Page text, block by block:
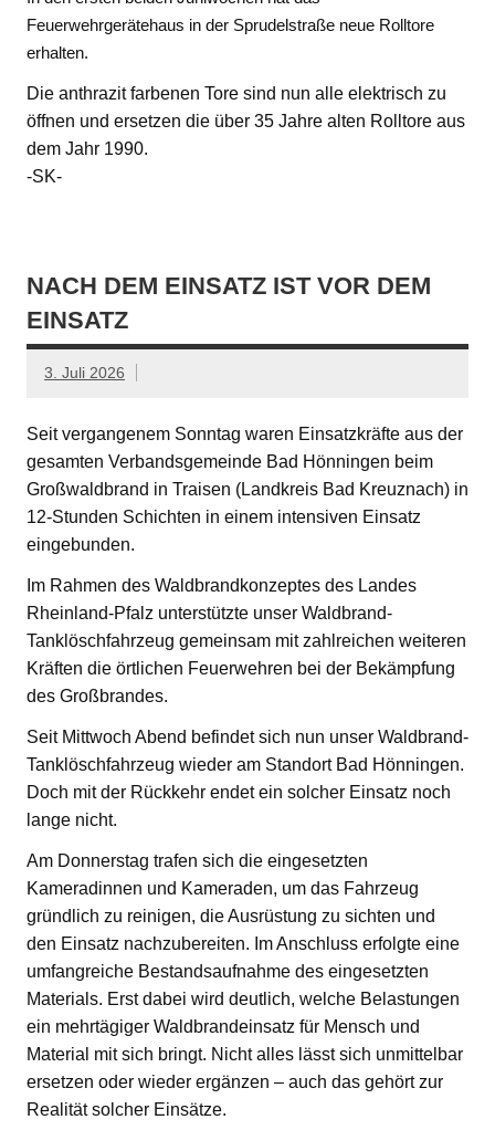
Feuerwehrgerätehaus in der Sprudelstraße neue Rolltore
erhalten.
Die anthrazit farbenen Tore sind nun alle elektrisch zu
öffnen und ersetzen die über 35 Jahre alten Rolltore aus
dem Jahr 1990.
-SK-
NACH DEM EINSATZ IST VOR DEM
EINSATZ
3. Juli 2026
Seit vergangenem Sonntag waren Einsatzkräfte aus der
gesamten Verbandsgemeinde Bad Hönningen beim
Großwaldbrand in Traisen (Landkreis Bad Kreuznach) in
12-Stunden Schichten in einem intensiven Einsatz
eingebunden.
Im Rahmen des Waldbrandkonzeptes des Landes
Rheinland-Pfalz unterstützte unser Waldbrand-
Tanklöschfahrzeug gemeinsam mit zahlreichen weiteren
Kräften die örtlichen Feuerwehren bei der Bekämpfung
des Großbrandes.
Seit Mittwoch Abend befindet sich nun unser Waldbrand-
Tanklöschfahrzeug wieder am Standort Bad Hönningen.
Doch mit der Rückkehr endet ein solcher Einsatz noch
lange nicht.
Am Donnerstag trafen sich die eingesetzten
Kameradinnen und Kameraden, um das Fahrzeug
gründlich zu reinigen, die Ausrüstung zu sichten und
den Einsatz nachzubereiten. Im Anschluss erfolgte eine
umfangreiche Bestandsaufnahme des eingesetzten
Materials. Erst dabei wird deutlich, welche Belastungen
ein mehrtägiger Waldbrandeinsatz für Mensch und
Material mit sich bringt. Nicht alles lässt sich unmittelbar
ersetzen oder wieder ergänzen – auch das gehört zur
Realität solcher Einsätze.